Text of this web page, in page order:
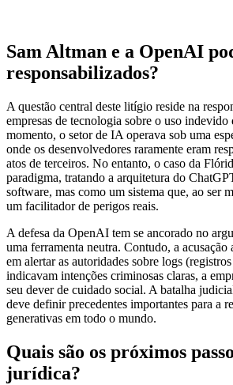
Sam Altman e a OpenAI
responsabilizados?
A questão central deste litígio reside na
empresas de tecnologia sobre o uso indevido
momento, o setor de IA operava sob uma
onde os desenvolvedores raramente eram
atos de terceiros. No entanto, o caso da
paradigma, tratando a arquitetura do
software, mas como um sistema que, ao ser
um facilitador de perigos reais.
A defesa da OpenAI tem se ancorado no
uma ferramenta neutra. Contudo, a acusação
em alertar as autoridades sobre logs
indicavam intenções criminosas claras, a
seu dever de cuidado social. A batalha
deve definir precedentes importantes para a
generativas em todo o mundo.
Quais são os próximos
jurídica?